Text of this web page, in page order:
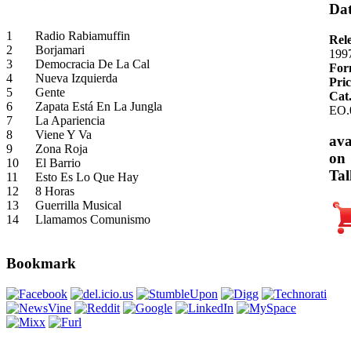
1
Radio Rabiamuffin
2
Borjamari
3
Democracia De La Cal
4
Nueva Izquierda
5
Gente
6
Zapata Está En La Jungla
7
La Apariencia
8
Viene Y Va
9
Zona Roja
10
El Barrio
11
Esto Es Lo Que Hay
12
8 Horas
13
Guerrilla Musical
14
Llamamos Comunismo
Bookmark
on